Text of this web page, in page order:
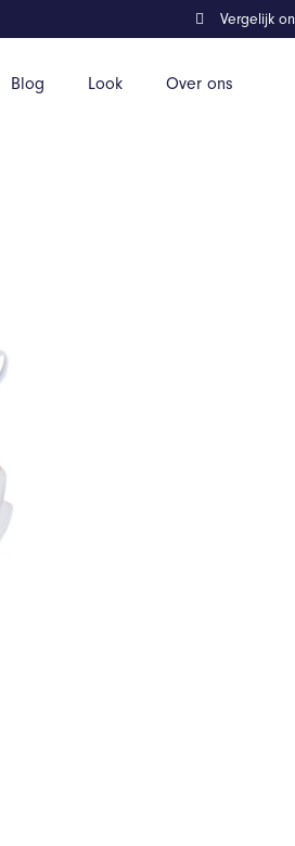
Blog Look Over ons
Vergelijk